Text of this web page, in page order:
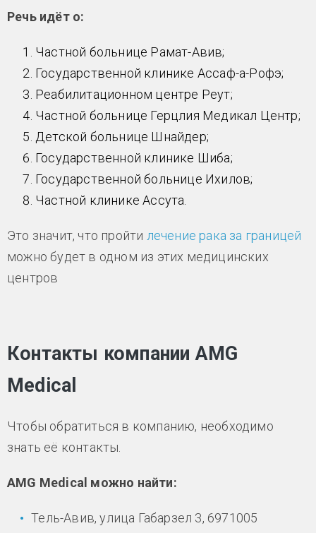
Речь идёт о:
Частной больнице Рамат-Авив;
Государственной клинике Ассаф-а-Рофэ;
Реабилитационном центре Реут;
Частной больнице Герцлия Медикал Центр;
Детской больнице Шнайдер;
Государственной клинике Шиба;
Государственной больнице Ихилов;
Частной клинике Ассута.
Это значит, что пройти лечение рака за границей
можно будет в одном из этих медицинских
центров
Контакты компании AMG
Medical
Чтобы обратиться в компанию, необходимо
знать её контакты.
AMG Medical можно найти:
Тель-Авив, улица Габарзел 3, 6971005